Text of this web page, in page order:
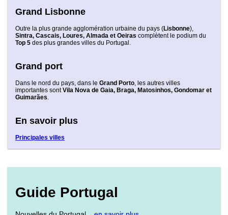
Grand Lisbonne
Outre la plus grande agglomération urbaine du pays (Lisbonne),
Sintra, Cascais, Loures, Almada et Oeiras complètent le podium du
Top 5 des plus grandes villes du Portugal.
Grand port
Dans le nord du pays, dans le Grand Porto, les autres villes
importantes sontVila Nova de Gaia, Braga, Matosinhos, Gondomar et
Guimarães.
En savoir plus
Principales villes
Guide Portugal